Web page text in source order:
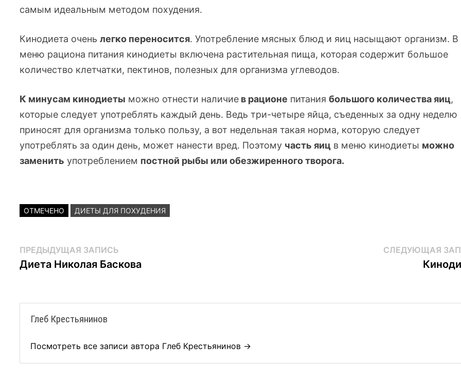
самым идеальным методом похудения.
Кинодиета оченьлегко переносится. Употребление мясных блюд и яиц насыщают организм. В
меню рациона питания кинодиеты включена растительная пища, которая содержит большое
количество клетчатки, пектинов, полезных для организма углеводов.
К минусам кинодиеты можно отнести наличие в рационе питаниябольшого количества яиц,
которые следует употреблять каждый день. Ведьтри-четыре яйца, съеденных за одну неделю
приносят для организма только пользу, а вот недельная такая норма, которую следует
употреблять за один день, может нанести вред. Поэтому часть яиц в меню кинодиеты можно
заменить употреблением постной рыбы или обезжиренного творога.
ОТМЕЧЕНО ДИЕТЫ ДЛЯ ПОХУДЕНИЯ
Навигация
по
ПРЕДЫДУЩАЯ ЗАПИСЬ
запись:
Диета Николая Баскова
СЛЕДУЮЩАЯ
Глеб Крестьянинов
Посмотреть все записи автора Глеб Крестьянинов →